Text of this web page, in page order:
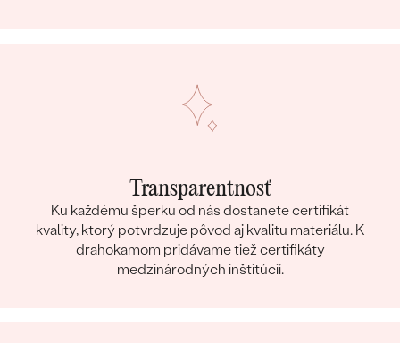
Transparentnosť
Ku každému šperku od nás dostanete certifikát
kvality, ktorý potvrdzuje pôvod aj kvalitu materiálu. K
drahokamom pridávame tiež certifikáty
medzinárodných inštitúcií.